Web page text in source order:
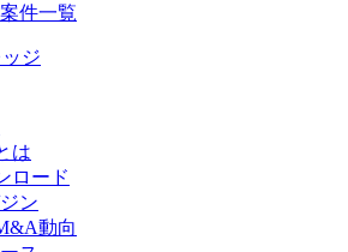
件一覧
ジ
は
ロード
ン
動向